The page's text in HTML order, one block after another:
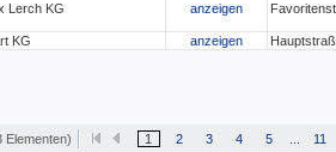
Lerch KG anzeigen
KG anzeigen
Elementen) 1 2 3 4 5 11